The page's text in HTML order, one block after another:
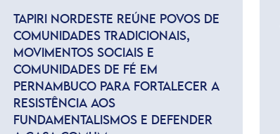
TAPIRI NORDESTE REÚNE POVOS DE
COMUNIDADES TRADICIONAIS,
MOVIMENTOS SOCIAIS E
COMUNIDADES DE FÉ EM
PERNAMBUCO PARA FORTALECER A
RESISTÊNCIA AOS
FUNDAMENTALISMOS E DEFENDER